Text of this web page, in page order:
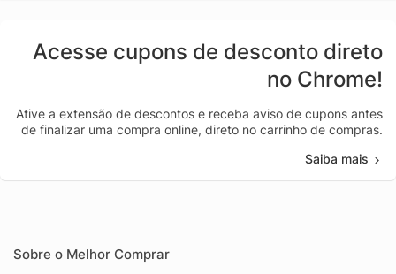
Acesse cupons de desconto direto
no Chrome!
Ative a extensão de descontos e receba aviso de cupons antes
de finalizar uma compra online, direto no carrinho de compras.
Saiba mais
Sobre o Melhor Comprar